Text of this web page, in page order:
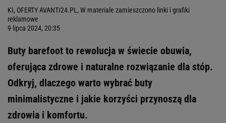
KI, OFERTY AVANTI24.PL, W materiale zamieszczono linki i grafiki
reklamowe
9 lipca 2024, 20:35
Buty barefoot to rewolucja w świecie obuwia,
oferująca zdrowe i naturalne rozwiązanie dla stóp.
Odkryj, dlaczego warto wybrać buty
minimalistyczne i jakie korzyści przynoszą dla
zdrowia i komfortu.